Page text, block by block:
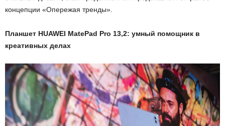
концепции «Опережая тренды».
Планшет HUAWEI MatePad Pro 13,2: умный помощник в
креативных делах